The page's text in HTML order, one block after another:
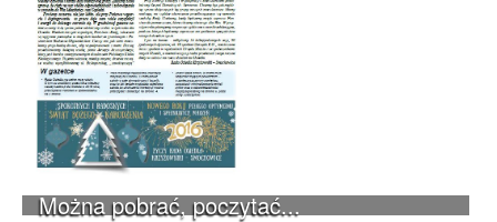
Można pobrać, poczytać...